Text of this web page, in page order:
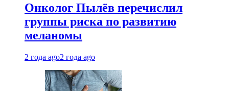
Онколог Пылёв перечислил
группы риска по развитию
меланомы
2 года ago2 года ago